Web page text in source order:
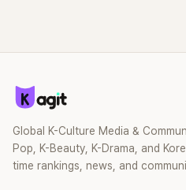
Global K-Culture Media &
Pop, K-Beauty, K-Drama, and
time rankings, news, and